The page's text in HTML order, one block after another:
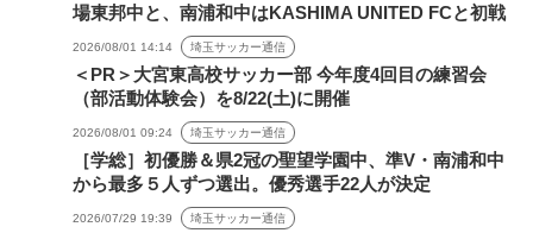
場東邦中と、南浦和中はKASHIMA UNITED FCと初戦
2026/08/01 14:14 埼玉サッカー通信
＜PR＞大宮東高校サッカー部 今年度4回目の練習会
（部活動体験会）を8/22(土)に開催
2026/08/01 09:24 埼玉サッカー通信
［学総］初優勝＆県2冠の聖望学園中、準V・南浦和中
から最多５人ずつ選出。優秀選手22人が決定
2026/07/29 19:39 埼玉サッカー通信